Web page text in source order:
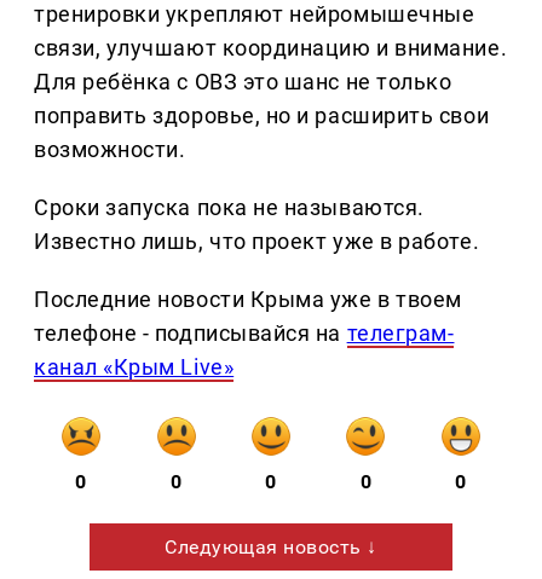
тренировки укрепляют нейромышечные
связи, улучшают координацию и внимание.
Для ребёнка с ОВЗ это шанс не только
поправить здоровье, но и расширить свои
возможности.
Сроки запуска пока не называются.
Известно лишь, что проект уже в работе.
Последние новости Крыма уже в твоем
телефоне - подписывайся на телеграм-
канал «Крым Live»
0 0 0 0 0
Следующая новость ↓